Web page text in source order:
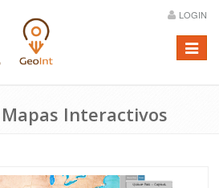
LOGIN
Menú
Mapas Interactivos